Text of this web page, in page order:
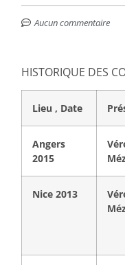
Aucun commentaire
HISTORIQUE DES
Lieu , Date
Angers
2015
Nice 2013